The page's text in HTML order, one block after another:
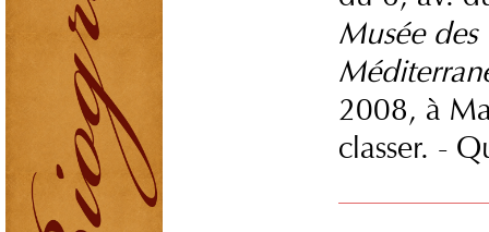
Musée
2008, à
classer. -